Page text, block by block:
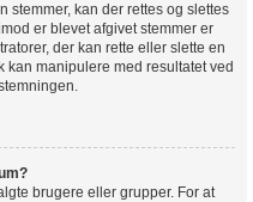
stemmer, kan der rettes og slettes
er blevet afgivet stemmer er
der kan rette eller slette en
kan manipulere med resultatet ved
brugere eller grupper. For at